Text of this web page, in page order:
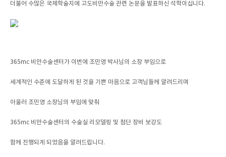
더불어 수많은 국제학술지에 고도비만수술 관련 논문을 발표하신 석학이십니다.
365mc 비만수술센터가 이번에 조민영 박사님의 소장 부임으로
세계적인 수준에 도달하게 된 것을 기쁜 마음으로 고객님들께 알려드리며
아울러 조민영 소장님의 부임에 맞춰
365mc 비만수술센터의 수술실 리모델링 및 첨단 장비 보강도
함께 진행되게 되었음을 알려드립니다.